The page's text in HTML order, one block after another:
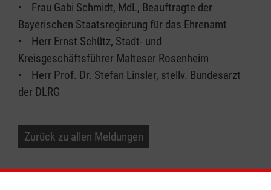
• Frau Gabi Schmidt, MdL, Beauftragte der
Bayerischen Staatsregierung für das Ehrenamt
• Herr Ernst Schütz, Stadt- und
Kreisgeschäftsführer Malteser Rosenheim
• Herr Prof. Dr. Stefan Linsler, stellv. Bundesarzt
der DLRG
Zurück zu allen Meldungen